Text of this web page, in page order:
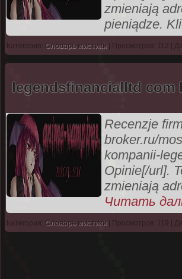
zmieniają
pieniądze.
Категория: Словарь мистики| Просмотров: 112 |
legendsfinancialltd com
Recenzje
broker.ru/
kompanii-
Opinie[/url].
zmieniają
Читать
Категория: Словарь мистики| Просмотров: 119 |